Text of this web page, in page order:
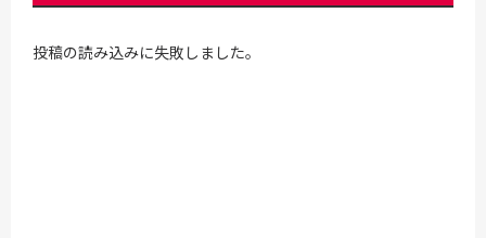
投稿の読み込みに失敗しました。